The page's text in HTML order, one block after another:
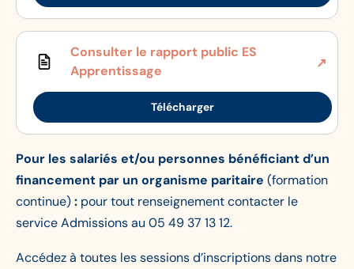
Consulter le rapport public ES
Apprentissage
Télécharger
Pour les salariés et/ou personnes bénéficiant d’un
financement par un organisme paritaire (formation
continue): pour tout renseignement contacter le
service Admissions au 05 49 37 13 12.
Accédez à toutes les sessions d’inscriptions dans notre